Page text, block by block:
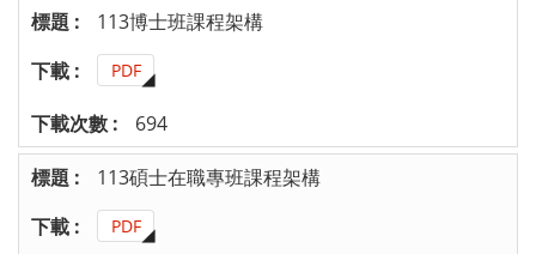
113博士班課程架構
PDF
694
113碩士在職專班課程架構
PDF